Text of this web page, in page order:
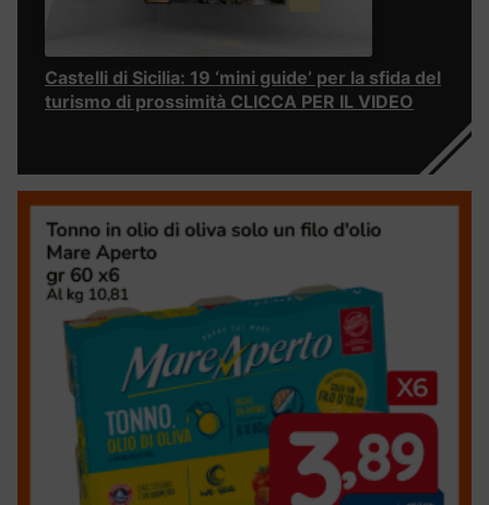
Castelli di Sicilia: 19 ‘mini guide’ per la sfida del
turismo di prossimità CLICCA PER IL VIDEO